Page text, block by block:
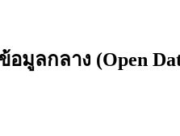
มูลกลาง (Open